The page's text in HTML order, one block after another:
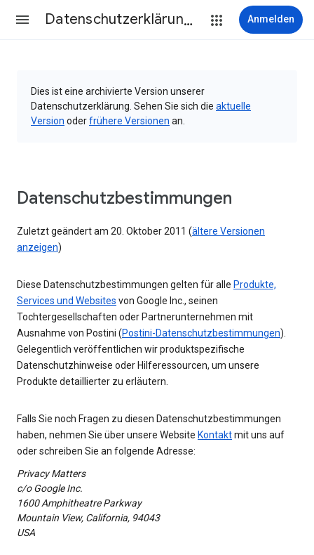
Datenschutzerklärung & Nutzungsbedingungen Anmelden
Dies ist eine archivierte Version unserer
Datenschutzerklärung. Sehen Sie sich die aktuelle
Version oderfrühere Versionen an.
Datenschutzbestimmungen
Zuletzt geändert am 20. Oktober 2011 (ältere Versionen
anzeigen)
Diese Datenschutzbestimmungen gelten für alle Produkte,
Services und Websites von Google Inc., seinen
Tochtergesellschaften oder Partnerunternehmen mit
Ausnahme von Postini (Postini-Datenschutzbestimmungen).
Gelegentlich veröffentlichen wir produktspezifische
Datenschutzhinweise oder Hilferessourcen, um unsere
Produkte detaillierter zu erläutern.
Falls Sie noch Fragen zu diesen Datenschutzbestimmungen
haben, nehmen Sie über unsere Website Kontaktmit uns auf
oder schreiben Sie an folgende Adresse:
Privacy Matters
c/o Google Inc.
1600 Amphitheatre Parkway
Mountain View, California, 94043
USA